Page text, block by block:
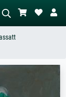
– ex. prairie verte,
de rouge,
nu debout près d'un